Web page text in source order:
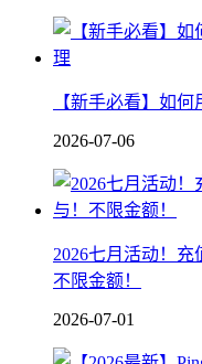
【新手必看】如何
2026-07-06
2026七月活动！充
不限金额！
2026-07-01